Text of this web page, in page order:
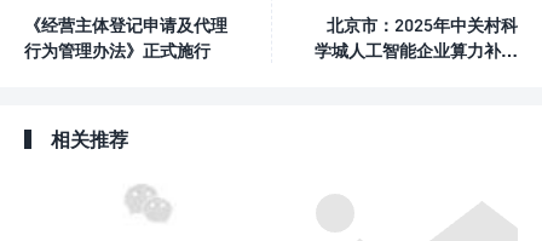
《经营主体登记申请及代理
行为管理办法》正式施行
北京市：2025年中关村科
学城人工智能企业算力补贴
相关推荐